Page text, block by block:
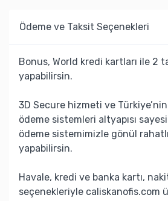
Ödeme ve Taksit Seçenekleri
Bonus, World kredi kartları ile 2
yapabilirsin.
3D Secure hizmeti ve
ödeme sistemleri altyapısı
ödeme sistemimizle gönül
yapabilirsin.
Havale, kredi ve banka kartı,
seçenekleriyle caliskanofis.com